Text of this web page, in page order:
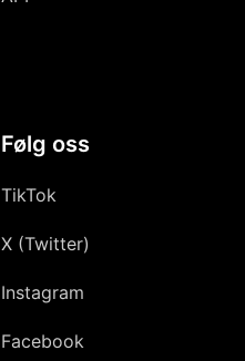
Følg oss
TikTok
X (Twitter)
Instagram
Facebook